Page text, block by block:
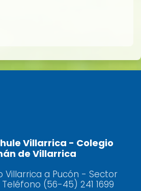
Villarrica - Colegio
de Villarrica
Villarrica a Pucón - Sector
(56-45) 241 1699